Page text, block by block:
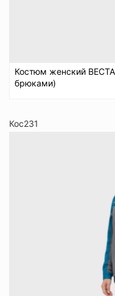
Костюм женский ВЕСТА
брюками)
Кос231